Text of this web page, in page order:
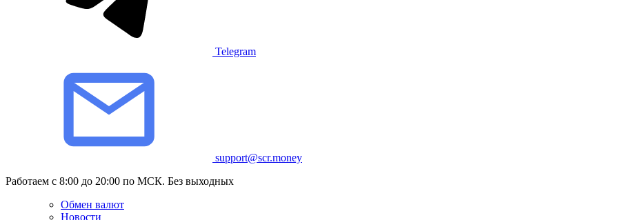
Telegram
support@scr.money
Работаем с 8:00 до 20:00 по МСК. Без выходных
Обмен валют
Новости